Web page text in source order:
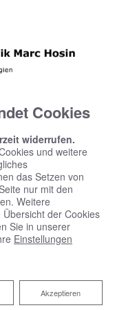
Marc
Cookies
widerrufen.
und weitere
das Setzen von
nur mit den
Weitere
der Cookies
Sie in unserer
Einstellungen
Akzeptieren